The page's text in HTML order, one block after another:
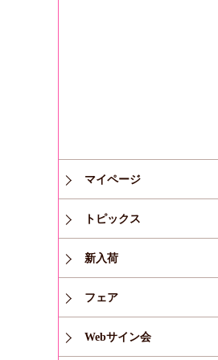
マイページ
トピックス
新入荷
フェア
Webサイン会